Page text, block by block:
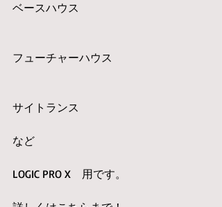
ベースハウス
フューチャーハウス
サイトランス
など
LOGIC PRO X　用です。